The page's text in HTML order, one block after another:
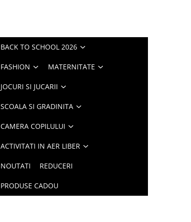
BACK TO SCHOOL 2026
FASHION MATERNITATE
JOCURI SI JUCARII
SCOALA SI GRADINITA
CAMERA COPILULUI
ACTIVITATI IN AER LIBER
NOUTATI REDUCERI
PRODUSE CADOU